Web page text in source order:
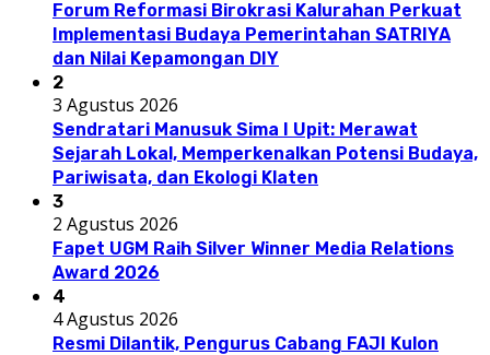
Forum Reformasi Birokrasi Kalurahan Perkuat
Implementasi Budaya Pemerintahan SATRIYA
dan Nilai Kepamongan DIY
2
3 Agustus 2026
Sendratari Manusuk Sima I Upit: Merawat
Sejarah Lokal, Memperkenalkan Potensi Budaya,
Pariwisata, dan Ekologi Klaten
3
2 Agustus 2026
Fapet UGM Raih Silver Winner Media Relations
Award 2026
4
4 Agustus 2026
Resmi Dilantik, Pengurus Cabang FAJI Kulon